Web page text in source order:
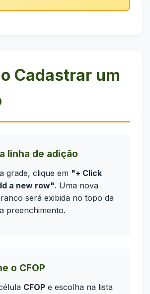
Cadastrar um
linha de adição
grade, clique em "+ Click
a new row". Uma nova
será exibida no topo da
preenchimento.
o CFOP
CFOP e escolha na lista